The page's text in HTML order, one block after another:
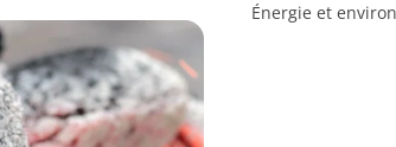
Énergie et